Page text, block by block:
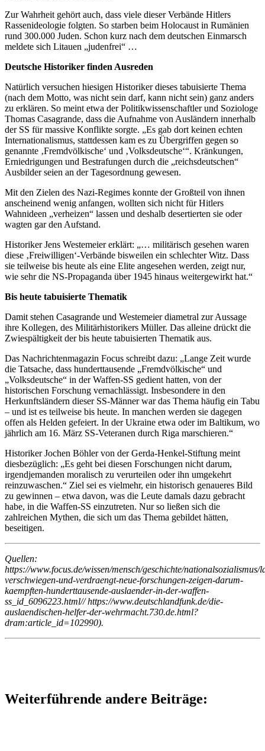
Zur Wahrheit gehört auch, dass viele dieser Verbände Hitlers
Rassenideologie folgten. So starben beim Holocaust in Rumänien
rund 300.000 Juden. Schon kurz nach dem deutschen Einmarsch
meldete sich Litauen „judenfrei“ …
Deutsche Historiker finden Ausreden
Natürlich versuchen hiesigen Historiker dieses tabuisierte Thema
(nach dem Motto, was nicht sein darf, kann nicht sein) ganz anders
zu erklären. So meint etwa der Politikwissenschaftler und Soziologe
Thomas Casagrande, dass die Aufnahme von Ausländern innerhalb
der SS für massive Konflikte sorgte. „Es gab dort keinen echten
Internationalismus, stattdessen kam es zu Übergriffen gegen so
genannte ‚Fremdvölkische‘ und ‚Volksdeutsche‘“. Kränkungen,
Erniedrigungen und Bestrafungen durch die „reichsdeutschen“
Ausbilder seien an der Tagesordnung gewesen.
Mit den Zielen des Nazi-Regimes konnte der Großteil von ihnen
anscheinend wenig anfangen, wollten sich nicht für Hitlers
Wahnideen „verheizen“ lassen und deshalb desertierten sie oder
wagten gar den Aufstand.
Historiker Jens Westemeier erklärt: „… militärisch gesehen waren
diese ‚Freiwilligen‘-Verbände bisweilen ein schlechter Witz. Dass
sie teilweise bis heute als eine Elite angesehen werden, zeigt nur,
wie sehr die NS-Propaganda über 1945 hinaus weitergewirkt hat.“
Bis heute tabuisierte Thematik
Damit stehen Casagrande und Westemeier diametral zur Aussage
ihre Kollegen, des Militärhistorikers Müller. Das alleine drückt die
Zwiespältigkeit der bis heute tabuisierten Thematik aus.
Das Nachrichtenmagazin Focus schreibt dazu: „Lange Zeit wurde
die Tatsache, dass hunderttausende „Fremdvölkische“ und
„Volksdeutsche“ in der Waffen-SS gedient hatten, von der
historischen Forschung vernachlässigt. Insbesondere in den
Herkunftsländern dieser SS-Männer war das Thema häufig ein Tabu
– und ist es teilweise bis heute. In manchen werden sie dagegen
offen als Helden gefeiert. In der Ukraine etwa oder im Baltikum, wo
jährlich am 16. März SS-Veteranen durch Riga marschieren.“
Historiker Jochen Böhler von der Gerda-Henkel-Stiftung meint
diesbezüglich: „Es geht bei diesen Forschungen nicht darum,
irgendjemanden moralisch zu verurteilen oder ihn umgekehrt
reinzuwaschen.“ Ziel sei es vielmehr, ein historisch genaueres Bild
zu gewinnen – etwa davon, was die Leute damals dazu gebracht
habe, in die Waffen-SS einzutreten. Nur so ließen sich die
zahlreichen Mythen, die sich um das Thema gebildet hätten,
beseitigen.
Quellen:
https://www.focus.de/wissen/mensch/geschichte/nationalsozialismus/
verschwiegen-und-verdraengt-neue-forschungen-zeigen-darum-
kaempften-hunderttausende-auslaender-in-der-waffen-
ss_id_6096223.html// https://www.deutschlandfunk.de/die-
auslaendischen-helfer-der-wehrmacht.730.de.html?
dram:article_id=102990).
Weiterführende andere Beiträge: